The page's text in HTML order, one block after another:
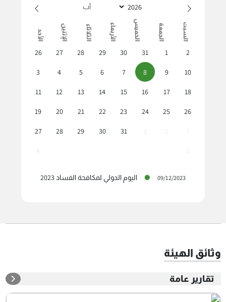
الأحد الإثنين الثلاثاء الأربعاء الخميس الجمعة
26 27 28 29 30 31
10
11 12 13 14 15 16 17 18
19 20 21 22 23 24 25 26
27 28 29 30 31
09/12/2023 اليوم الدولي لمكافحة الفساد 2023
وثائق الهيئة
تقارير عامة